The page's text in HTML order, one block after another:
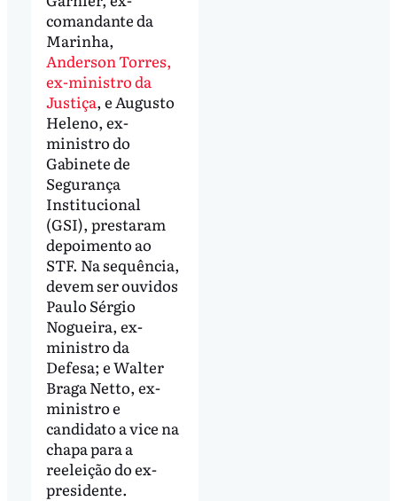
comandante da
Marinha,
Anderson Torres,
ex-ministro da
Justiça, e Augusto
Heleno, ex-
ministro do
Gabinete de
Segurança
Institucional
(GSI), prestaram
depoimento ao
STF. Na sequência,
devem ser ouvidos
Paulo Sérgio
Nogueira, ex-
ministro da
Defesa; e Walter
Braga Netto, ex-
ministro e
candidato a vice na
chapa para a
reeleição do ex-
presidente.